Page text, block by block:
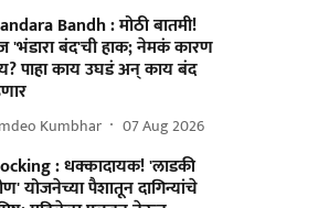
Bandh : मोठी बातमी!
बंद'ची हाक; नेमकं कारण
पाहा काय उघडं अन् काय बंद
Kumbhar 07 Aug 2026
: धक्कादायक! 'लाडकी
योजनेच्या पैशातून दागिन्यांचे